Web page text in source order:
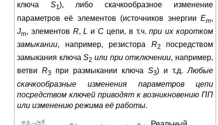
ключа S1), либо скачкообразное изменение
параметров её элементов (источников энергии Em,
Jm, элементов R,L и C цепи, в т.ч.при их коротком
замыкании, например, резистора R2посредством
замыкания ключаS2 или при отключении, например,
ветви R3 при размыкании ключа S3) и т.д.Любые
скачкообразные изменения параметров цепи
посредством ключей приводят к возникновению ПП
или изменению режима её работы.